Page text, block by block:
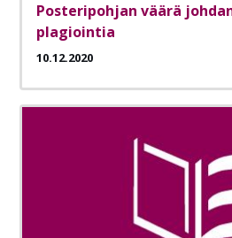
Posteripohjan väärä
plagiointia
10.12.2020